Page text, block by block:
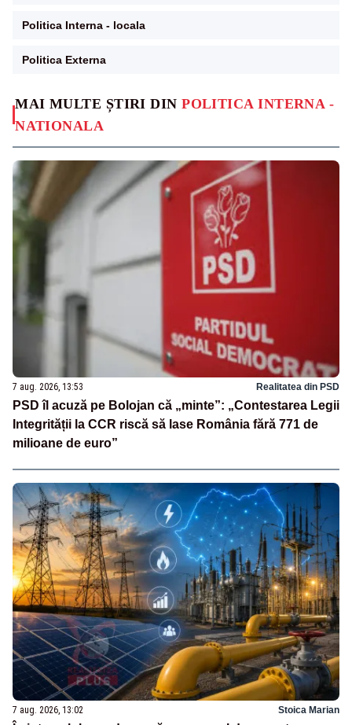
MAI MULTE ȘTIRI DINPOLITICA INTERNA -
NATIONALA
7 aug. 2026, 13:53 Realitatea din PSD
PSD îl acuză pe Bolojan că „minte”: „Contestarea Legii
Integrității la CCR riscă să lase România fără 771 de
milioane de euro”
7 aug. 2026, 13:02 Stoica Marian
Politica Interna - locala
Politica Externa